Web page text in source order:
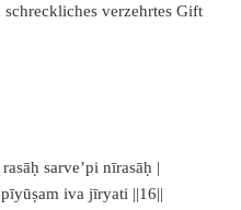
verzehrtes Gift
sarve’pi nīrasāḥ |
iva jīryati ||16||